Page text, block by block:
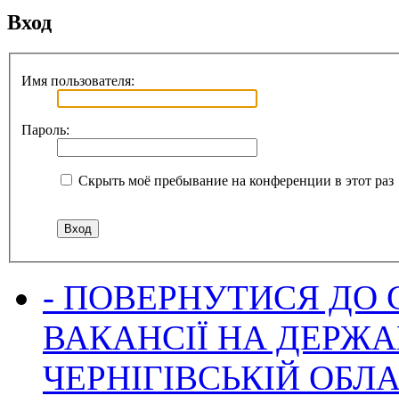
Вход
Имя пользователя:
Пароль:
Скрыть моё пребывание на конференции в этот раз
- ПОВЕРНУТИСЯ ДО
ВАКАНСІЇ НА
ЧЕРНІГІВСЬКІЙ